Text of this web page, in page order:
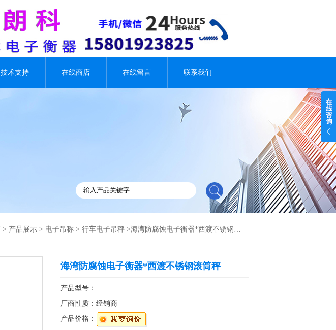
技术支持 在线商店 在线留言 联系我们
> 产品展示 > 电子吊称 > 行车电子吊秤 >海湾防腐蚀电子衡器*西渡不锈钢滚筒秤
海湾防腐蚀电子衡器*西渡不锈钢滚筒秤
产品型号：
厂商性质：经销商
产品价格：